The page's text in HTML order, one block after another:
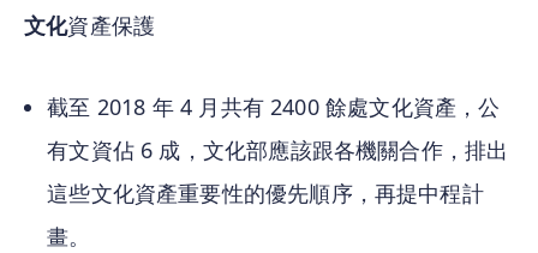
文化資產保護
截至 2018 年 4 月共有 2400 餘處文化資產，公
有文資佔 6 成，文化部應該跟各機關合作，排出
這些文化資產重要性的優先順序，再提中程計
畫。